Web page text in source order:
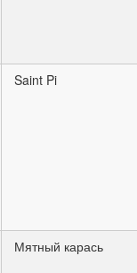
Saint Pi
Мятный карась